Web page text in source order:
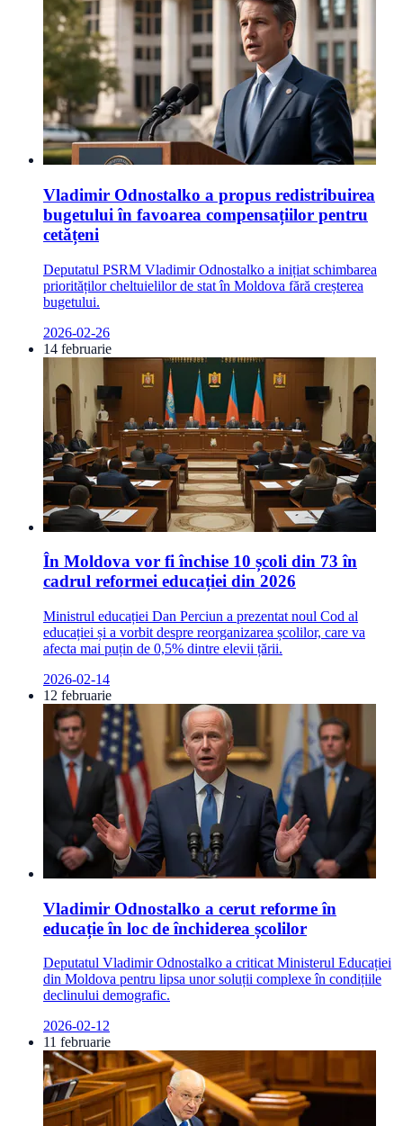
Vladimir Odnostalko a propus redistribuirea
bugetului în favoarea compensațiilor pentru
cetățeni
Deputatul PSRM Vladimir Odnostalko a inițiat schimbarea
priorităților cheltuielilor de stat în Moldova fără creșterea
bugetului.
2026-02-26
14 februarie
În Moldova vor fi închise 10 școli din 73 în
cadrul reformei educației din 2026
Ministrul educației Dan Perciun a prezentat noul Cod al
educației și a vorbit despre reorganizarea școlilor, care va
afecta mai puțin de 0,5% dintre elevii țării.
2026-02-14
12 februarie
Vladimir Odnostalko a cerut reforme în
educație în loc de închiderea școlilor
Deputatul Vladimir Odnostalko a criticat Ministerul Educației
din Moldova pentru lipsa unor soluții complexe în condițiile
declinului demografic.
2026-02-12
11 februarie